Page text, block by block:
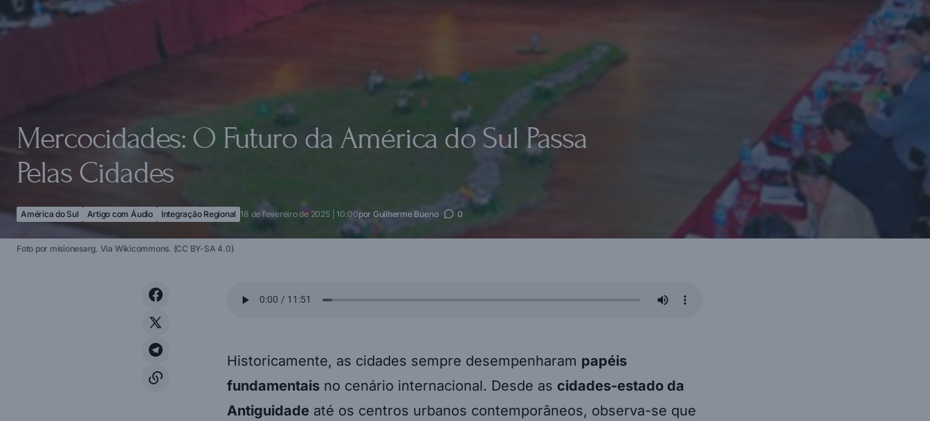
Mercocidades: O Futuro da América do Sul Passa
Pelas Cidades
América do Sul Artigo com Áudio Integração Regional 18 de fevereiro de 2025 | 10:00por Guilherme Bueno 0
Foto por misionesarg. Via Wikicommons. (CC BY-SA 4.0)
Historicamente, as cidades sempre desempenharam papéis
fundamentais no cenário internacional. Desde as cidades-estado da
Antiguidade até os centros urbanos contemporâneos, observa-se que